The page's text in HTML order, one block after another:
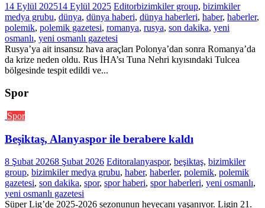
14 Eylül 202514 Eylül 2025 Editorbizimkiler group, bizimkiler
medya grubu, dünya, dünya haberi, dünya haberleri, haber, haberler,
polemik, polemik gazetesi, romanya, rusya, son dakika, yeni
osmanlı, yeni osmanlı gazetesi
Rusya’ya ait insansız hava araçları Polonya’dan sonra Romanya’da
da krize neden oldu. Rus İHA’sı Tuna Nehri kıyısındaki Tulcea
bölgesinde tespit edildi ve...
Spor
Spor
Beşiktaş, Alanyaspor ile berabere kaldı
8 Şubat 20268 Şubat 2026 Editoralanyaspor, beşiktaş, bizimkiler
group, bizimkiler medya grubu, haber, haberler, polemik, polemik
gazetesi, son dakika, spor, spor haberi, spor haberleri, yeni osmanlı,
yeni osmanlı gazetesi
Süper Lig’de 2025-2026 sezonunun heyecanı yaşanıyor. Ligin 21.